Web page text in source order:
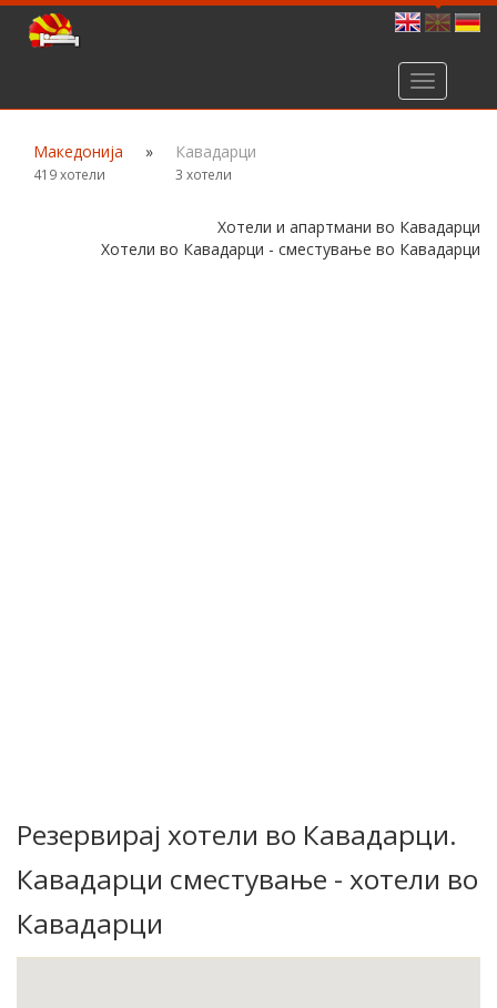
Toggle
navigation
Македонија
419 хотели
» Кавадарци
3 хотели
Хотели и апартмани во Кавадарци
Хотели во Кавадарци - сместување во Кавадарци
Резервирај хотели во Кавадарци.
Кавадарци сместување - хотели во
Кавадарци